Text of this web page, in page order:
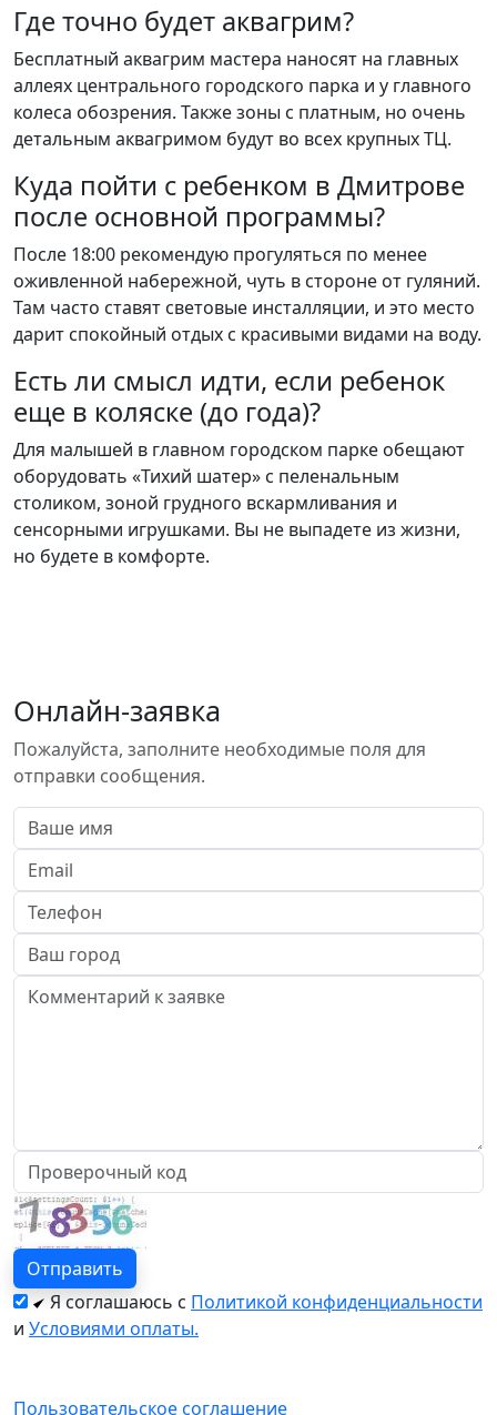
Где точно будет аквагрим?
Бесплатный аквагрим мастера наносят на главных
аллеях центрального городского парка и у главного
колеса обозрения. Также зоны с платным, но очень
детальным аквагримом будут во всех крупных ТЦ.
Куда пойти с ребенком в Дмитрове
после основной программы?
После 18:00 рекомендую прогуляться по менее
оживленной набережной, чуть в стороне от гуляний.
Там часто ставят световые инсталляции, и это место
дарит спокойный отдых с красивыми видами на воду.
Есть ли смысл идти, если ребенок
еще в коляске (до года)?
Для малышей в главном городском парке обещают
оборудовать «Тихий шатер» с пеленальным
столиком, зоной грудного вскармливания и
сенсорными игрушками. Вы не выпадете из жизни,
но будете в комфорте.
Онлайн-заявка
Пожалуйста, заполните необходимые поля для
отправки сообщения.
Я соглашаюсь с Политикой конфиденциальности
и Условиями оплаты.
Пользовательское соглашение